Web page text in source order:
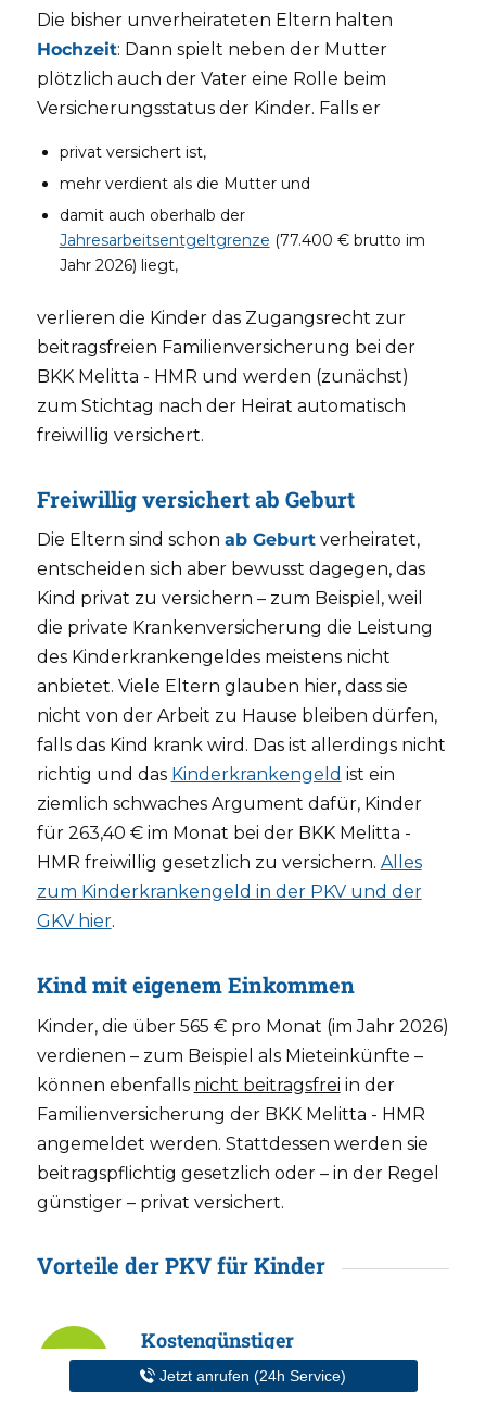
Die bisher unverheirateten Eltern halten
Hochzeit: Dann spielt neben der Mutter
plötzlich auch der Vater eine Rolle beim
Versicherungsstatus der Kinder. Falls er
privat versichert ist,
mehr verdient als die Mutter und
damit auch oberhalb der
Jahresarbeitsentgeltgrenze (77.400 € brutto im
Jahr 2026) liegt,
verlieren die Kinder das Zugangsrecht zur
beitragsfreien Familienversicherung bei der
BKK Melitta - HMR und werden (zunächst)
zum Stichtag nach der Heirat automatisch
freiwillig versichert.
Freiwillig versichert ab Geburt
Die Eltern sind schon ab Geburtverheiratet,
entscheiden sich aber bewusst dagegen, das
Kind privat zu versichern – zum Beispiel, weil
die private Krankenversicherung die Leistung
des Kinderkrankengeldes meistens nicht
anbietet. Viele Eltern glauben hier, dass sie
nicht von der Arbeit zu Hause bleiben dürfen,
falls das Kind krank wird. Das ist allerdings nicht
richtig und das Kinderkrankengeld ist ein
ziemlich schwaches Argument dafür, Kinder
für 263,40 € im Monat bei der BKK Melitta -
HMR freiwillig gesetzlich zu versichern. Alles
zum Kinderkrankengeld in der PKV und der
GKV hier.
Kind mit eigenem Einkommen
Kinder, die über 565 € pro Monat (im Jahr 2026)
verdienen – zum Beispiel als Mieteinkünfte –
können ebenfalls nicht beitragsfrei in der
Familienversicherung der BKK Melitta - HMR
angemeldet werden. Stattdessen werden sie
beitragspflichtig gesetzlich oder – in der Regel
günstiger – privat versichert.
Vorteile der PKV für Kinder
Kostengünstiger
Richtiggute PKV-Kindertarife
Jetzt anrufen (24h Service)